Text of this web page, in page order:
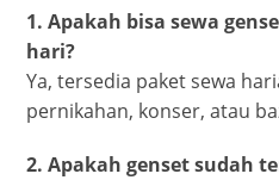
1. Apakah bisa sewa
hari?
Ya, tersedia paket sewa
pernikahan, konser, atau
2. Apakah genset sudah